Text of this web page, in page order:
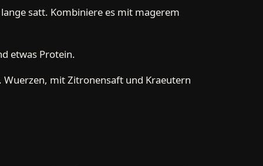
satt. Kombiniere es mit magerem
etwas Protein.
mit Zitronensaft und Kraeutern